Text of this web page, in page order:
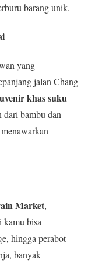
barang unik.
yang
jalan Chang
khas suku
bambu dan
Market,
kamu bisa
hingga perabot
banyak